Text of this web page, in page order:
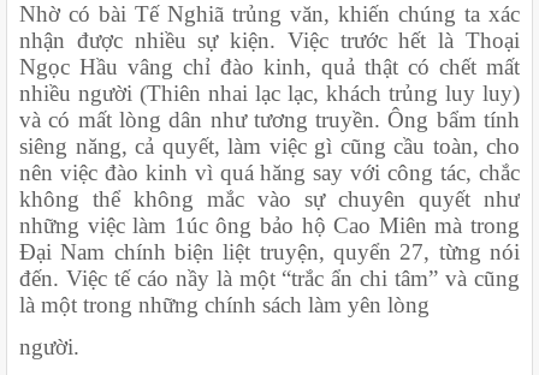
Nhờ có bài Tế Nghiã trủng văn, khiến chúng ta xác
nhận được nhiều sự kiện. Việc trước hết là Thoại
Ngọc Hầu vâng chỉ đào kinh, quả thật có chết mất
nhiều người (Thiên nhai lạc lạc, khách trủng luy luy)
và có mất lòng dân như tương truyền. Ông bẩm tính
siêng năng, cả quyết, làm việc gì cũng cầu toàn, cho
nên việc đào kinh vì quá hăng say với công tác, chắc
không thể không mắc vào sự chuyên quyết như
những việc làm 1úc ông bảo hộ Cao Miên mà trong
Đại Nam chính biện liệt truyện, quyển 27, từng nói
đến. Việc tế cáo nầy là một “trắc ẩn chi tâm” và cũng
là một trong những chính sách làm yên lòng
người.